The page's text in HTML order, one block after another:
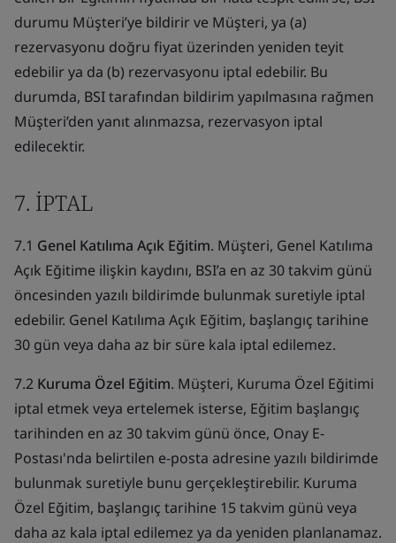
durumu Müşteri’ye bildirir ve Müşteri, ya (a)
rezervasyonu doğru fiyat üzerinden yeniden teyit
edebilir ya da (b) rezervasyonu iptal edebilir. Bu
durumda, BSI tarafından bildirim yapılmasına rağmen
Müşteri’den yanıt alınmazsa, rezervasyon iptal
edilecektir.
7. İPTAL
7.1 Genel Katılıma Açık Eğitim. Müşteri, Genel Katılıma
Açık Eğitime ilişkin kaydını, BSI’a en az 30 takvim günü
öncesinden yazılı bildirimde bulunmak suretiyle iptal
edebilir. Genel Katılıma Açık Eğitim, başlangıç tarihine
30 gün veya daha az bir süre kala iptal edilemez.
7.2 Kuruma Özel Eğitim. Müşteri, Kuruma Özel Eğitimi
iptal etmek veya ertelemek isterse, Eğitim başlangıç
tarihinden en az 30 takvim günü önce, Onay E-
Postası'nda belirtilen e-posta adresine yazılı bildirimde
bulunmak suretiyle bunu gerçekleştirebilir. Kuruma
Özel Eğitim, başlangıç tarihine 15 takvim günü veya
daha az kala iptal edilemez ya da yeniden planlanamaz.